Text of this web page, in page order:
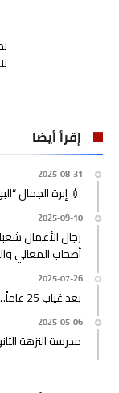
إقرأ أيضا
2025-08-31
💉 إبرة الجمال
2025-09-10
رجال الأعمال
أصحاب المعالي
2025-07-26
بعد غياب 25 عاماً… جمعتنا الصدفة
2025-05-06
مدرسة النزهة